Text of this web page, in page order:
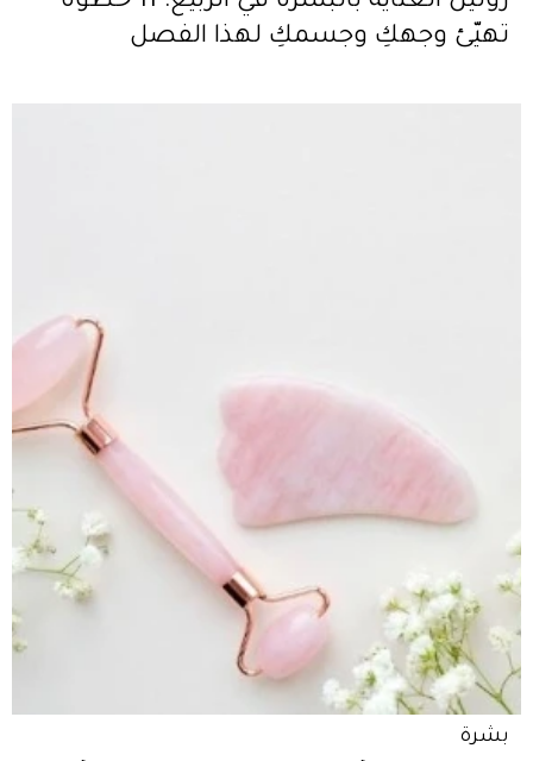
تهيّئ وجهكِ وجسمكِ لهذا الفصل
بشرة